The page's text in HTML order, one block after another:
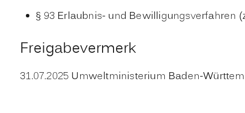
§ 93 Erlaubnis- und Bewilligungsverfahren
Freigabevermerk
31.07.2025 Umweltministerium Baden-